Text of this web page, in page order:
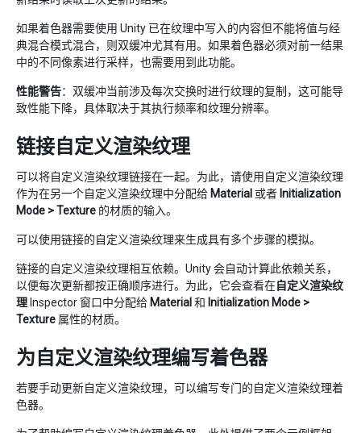
如果着色器需要使用 Unity 已在纹理中写入的内容但不能将值与经
典混合模式混合，则双缓冲尤其有用。如果着色器必须对前一结果
中的不同像素进行采样，也需要用到此功能。
性能警告：双缓冲当前涉及每次交换时进行纹理的复制，这可能导
致性能下降，具体取决于其执行频率和纹理分辨率。
链接自定义渲染纹理
可以将自定义渲染纹理链接在一起。为此，请使用自定义渲染纹理
作为在另一个自定义渲染纹理中分配给 Material 或者 Initialization
Mode > Texture 的材质的输入。
可以使用链接的自定义渲染纹理来生成具有多个步骤的模拟。
链接的自定义渲染纹理相互依赖。Unity 会自动计算此依赖关系，
以便每次更新都按正确顺序进行。为此，它会查看在自定义渲染纹
理 Inspector 窗口中分配给 Material 和 Initialization Mode >
Texture 属性的材质。
为自定义渲染纹理编写着色器
若要手动更新自定义渲染纹理，可以编写专门的自定义渲染纹理着
色器。